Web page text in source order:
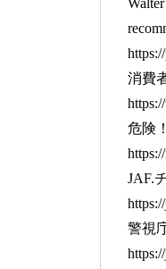
消費
危険
JAF.
警視